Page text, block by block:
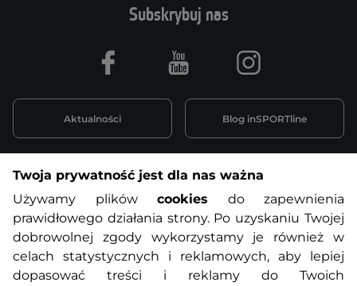
Informacje o zakupach
O nas Regulamin sklepu
Polityka prywatności Koszty przesyłek
Subskrybuj nas
Aktualności Blog inSPORTline
Facebook Youtube Instagram
Twoja prywatność jest dla nas ważna
Używamy plików cookies do zapewnienia
prawidłowego działania strony. Po uzyskaniu Twojej
dobrowolnej zgody wykorzystamy je również w
celach statystycznych i reklamowych, aby lepiej
dopasować treści i reklamy do Twoich